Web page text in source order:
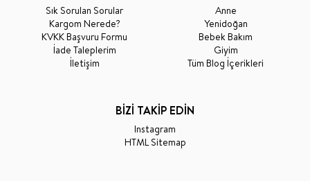
Sık Sorulan Sorular
Kargom Nerede?
KVKK Başvuru Formu
İade Taleplerim
İletişim
Anne
Yenidoğan
Bebek Bakım
Giyim
Tüm Blog İçerikleri
BİZİ TAKİP EDİN
Instagram
HTML Sitemap